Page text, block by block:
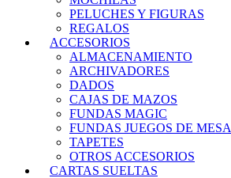
PELUCHES Y FIGURAS
REGALOS
ACCESORIOS
ALMACENAMIENTO
ARCHIVADORES
DADOS
CAJAS DE MAZOS
FUNDAS MAGIC
FUNDAS JUEGOS DE MESA
TAPETES
OTROS ACCESORIOS
CARTAS SUELTAS